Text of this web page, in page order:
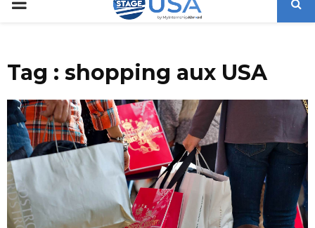
Tag : shopping aux USA